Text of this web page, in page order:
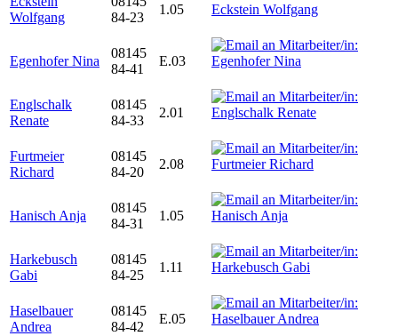
Wolfgang
84-23
1.05
Egenhofer Nina
08145
84-41
E.03
Englschalk
Renate
08145
84-33
2.01
Furtmeier
Richard
08145
84-20
2.08
Hanisch Anja
08145
84-31
1.05
Harkebusch
Gabi
08145
84-25
1.11
Haselbauer
Andrea
08145
84-42
E.05